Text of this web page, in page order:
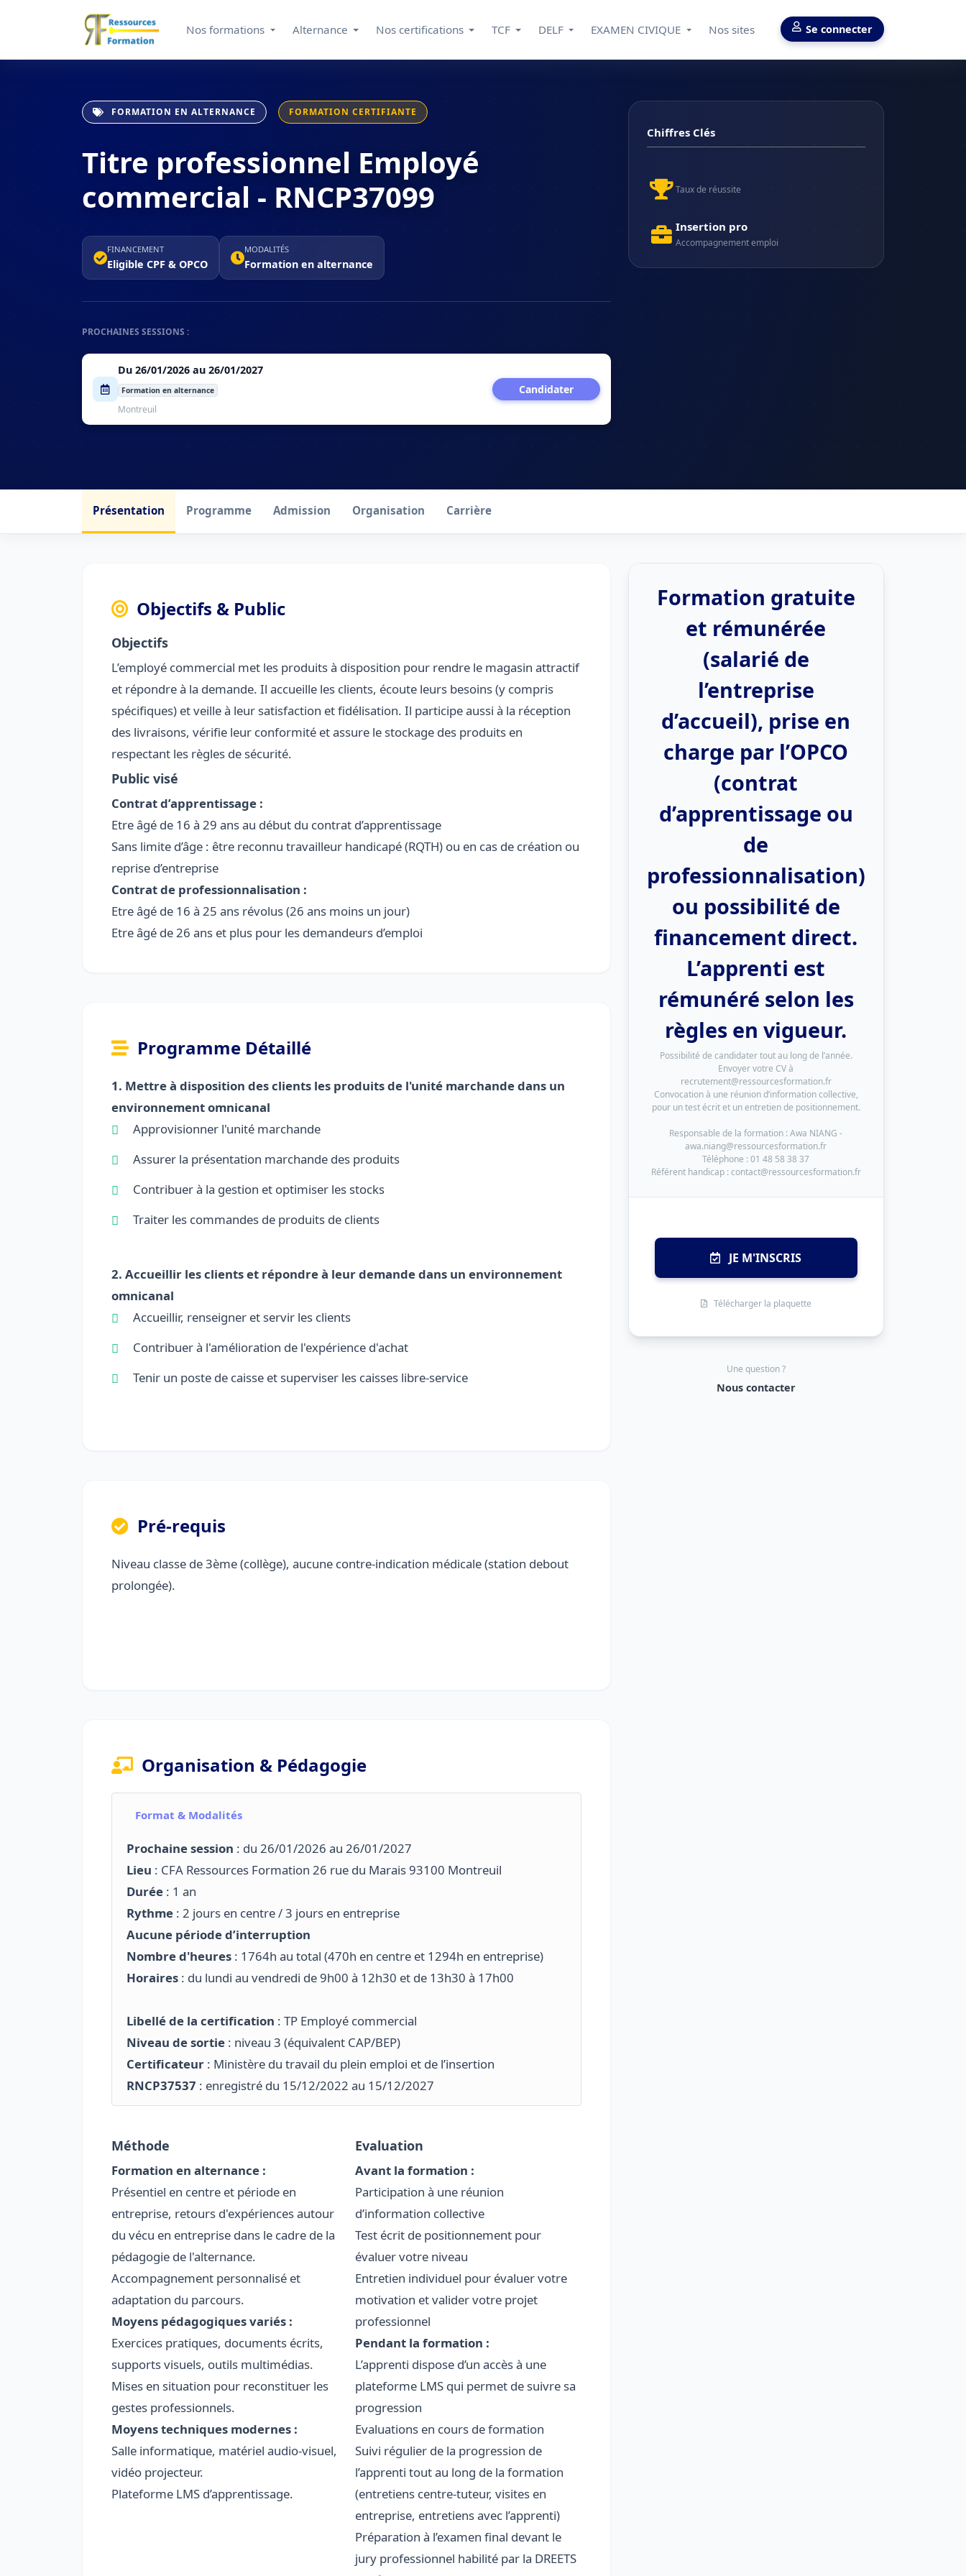
Nos formations Alternance Nos certifications TCF DELF EXAMEN CIVIQUE Nos sites Se connecter
FORMATION EN ALTERNANCE FORMATION CERTIFIANTE
Titre professionnel Employé
commercial - RNCP37099
FINANCEMENT
Eligible CPF & OPCO
MODALITÉS
Formation en alternance
PROCHAINES SESSIONS :
Du 26/01/2026 au 26/01/2027
Formation en alternance
Montreuil
Candidater
Chiffres Clés
Taux de réussite
Insertion pro
Accompagnement emploi
Présentation Programme Admission Organisation Carrière
Objectifs & Public
Objectifs
L’employé commercial met les produits à disposition pour rendre le magasin attractif
et répondre à la demande. Il accueille les clients, écoute leurs besoins (y compris
spécifiques) et veille à leur satisfaction et fidélisation. Il participe aussi à la réception
des livraisons, vérifie leur conformité et assure le stockage des produits en
respectant les règles de sécurité.
Public visé
Contrat d’apprentissage :
Etre âgé de 16 à 29 ans au début du contrat d’apprentissage
Sans limite d’âge : être reconnu travailleur handicapé (RQTH) ou en cas de création ou
reprise d’entreprise
Contrat de professionnalisation :
Etre âgé de 16 à 25 ans révolus (26 ans moins un jour)
Etre âgé de 26 ans et plus pour les demandeurs d’emploi
Programme Détaillé
1. Mettre à disposition des clients les produits de l'unité marchande dans un
environnement omnicanal
Approvisionner l'unité marchande
Assurer la présentation marchande des produits
Contribuer à la gestion et optimiser les stocks
Traiter les commandes de produits de clients
2. Accueillir les clients et répondre à leur demande dans un environnement
omnicanal
Accueillir, renseigner et servir les clients
Contribuer à l'amélioration de l'expérience d'achat
Tenir un poste de caisse et superviser les caisses libre-service
Pré-requis
Niveau classe de 3ème (collège), aucune contre-indication médicale (station debout
prolongée).
Organisation & Pédagogie
Format & Modalités
Prochaine session : du 26/01/2026 au 26/01/2027
Lieu : CFA Ressources Formation 26 rue du Marais 93100 Montreuil
Durée : 1 an
Rythme : 2 jours en centre / 3 jours en entreprise
Aucune période d’interruption
Nombre d'heures : 1764h au total (470h en centre et 1294h en entreprise)
Horaires : du lundi au vendredi de 9h00 à 12h30 et de 13h30 à 17h00
Libellé de la certification : TP Employé commercial
Niveau de sortie : niveau 3 (équivalent CAP/BEP)
Certificateur : Ministère du travail du plein emploi et de l’insertion
RNCP37537 : enregistré du 15/12/2022 au 15/12/2027
Méthode
Formation en alternance :
Présentiel en centre et période en
entreprise, retours d'expériences autour
du vécu en entreprise dans le cadre de la
pédagogie de l'alternance.
Accompagnement personnalisé et
adaptation du parcours.
Moyens pédagogiques variés :
Exercices pratiques, documents écrits,
supports visuels, outils multimédias.
Mises en situation pour reconstituer les
gestes professionnels.
Moyens techniques modernes :
Salle informatique, matériel audio-visuel,
vidéo projecteur.
Plateforme LMS d’apprentissage.
Evaluation
Avant la formation :
Participation à une réunion
d’information collective
Test écrit de positionnement pour
évaluer votre niveau
Entretien individuel pour évaluer votre
motivation et valider votre projet
professionnel
Pendant la formation :
L’apprenti dispose d’un accès à une
plateforme LMS qui permet de suivre sa
progression
Evaluations en cours de formation
Suivi régulier de la progression de
l’apprenti tout au long de la formation
(entretiens centre-tuteur, visites en
entreprise, entretiens avec l’apprenti)
Préparation à l’examen final devant le
jury professionnel habilité par la DREETS
Formation gratuite
et rémunérée
(salarié de
l’entreprise
d’accueil), prise en
charge par l’OPCO
(contrat
d’apprentissage ou
de
professionnalisation)
ou possibilité de
financement direct.
L’apprenti est
rémunéré selon les
règles en vigueur.
Possibilité de candidater tout au long de l’année.
Envoyer votre CV à
recrutement@ressourcesformation.fr
Convocation à une réunion d’information collective,
pour un test écrit et un entretien de positionnement.
Responsable de la formation : Awa NIANG -
awa.niang@ressourcesformation.fr
Téléphone : 01 48 58 38 37
Référent handicap : contact@ressourcesformation.fr
JE M'INSCRIS
Télécharger la plaquette
Une question ?
Nous contacter